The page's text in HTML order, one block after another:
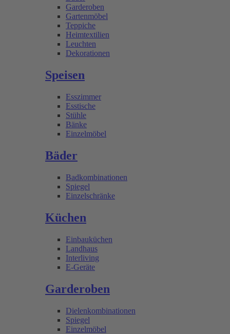
Garderoben
Gartenmöbel
Teppiche
Heimtextilien
Leuchten
Dekorationen
Speisen
Esszimmer
Esstische
Stühle
Bänke
Einzelmöbel
Bäder
Badkombinationen
Spiegel
Einzelschränke
Küchen
Einbauküchen
Landhaus
Interliving
E-Geräte
Garderoben
Dielenkombinationen
Spiegel
Einzelmöbel